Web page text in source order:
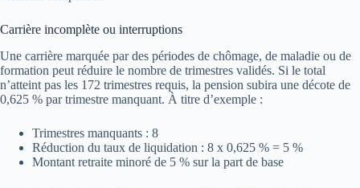
Carrière incomplète ou interruptions
Une carrière marquée par des périodes de chômage, de maladie ou de
formation peut réduire le nombre de trimestres validés. Si le total
n’atteint pas les 172 trimestres requis, la pension subira une décote de
0,625 % par trimestre manquant. À titre d’exemple :
Trimestres manquants : 8
Réduction du taux de liquidation : 8 x 0,625 % = 5 %
Montant retraite minoré de 5 % sur la part de base